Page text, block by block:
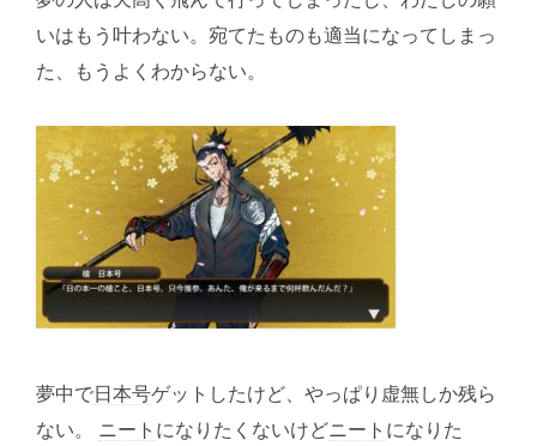
いはもう叶わない。宛てたものも適当になってしまっ
た、もうよくわからない。
夢中で日本号ゲットしたけど、やっぱり虚無しか残ら
ない。 ニート になりたくないけどニート になりた